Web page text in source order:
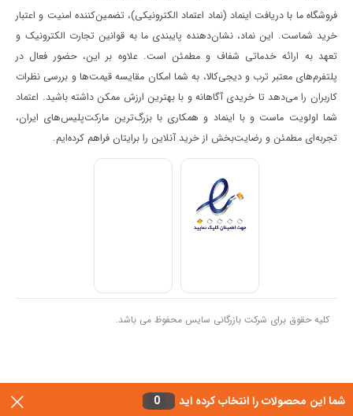
فروشگاه ما با دریافت اینماد (نماد اعتماد الکترونیکی)، تضمین‌کننده امنیت و اعتبار
خرید شماست. این نماد، نشان‌دهنده پایبندی ما به قوانین تجارت الکترونیک و
تعهد به ارائه خدماتی شفاف و مطمئن است. علاوه بر این، حضور فعال در
پلتفرم‌های معتبر ترب و دیجی‌کالا، به شما امکان مقایسه قیمت‌ها و بررسی نظرات
کاربران را می‌دهد تا خریدی آگاهانه و با بهترین ارزش ممکن داشته باشید. اعتماد
شما اولویت ماست و با اینماد و همکاری با بزرگ‌ترین مارکت‌پلیس‌های ایران،
تجربه‌ای مطمئن و رضایت‌بخش از خرید آنلاین را برایتان فراهم کرده‌ایم.
کلیه حقوق برای شرکت بازرگانی سایس محفوظ می باشد.
شما این محصولات را انتخاب کرده اید 0